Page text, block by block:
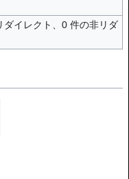
ダイレクト、0 件の非リダ